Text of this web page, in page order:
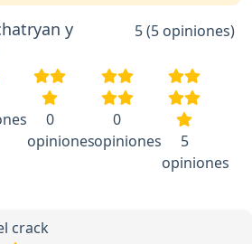
y
5 (5 opiniones)
0
opiniones
0
opiniones
5
opiniones
crack